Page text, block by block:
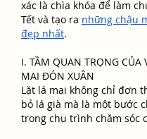
xác là chìa khóa để làm
Tết và tạo ra những chậu
đẹp nhất.
I. TẦM QUAN TRỌNG CỦA
MAI ĐÓN XUÂN
Lặt lá mai không chỉ đơn
bỏ lá già mà là một bước
trong chu trình chăm sóc